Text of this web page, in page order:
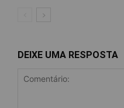
DEIXE UMA RESPOSTA